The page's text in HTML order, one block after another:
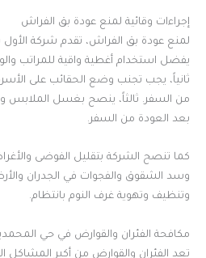
إجراءات وقائية لمنع عودة بق الفراش
لمنع عودة بق الفراش، تقدم شركة
يفضل استخدام أغطية واقية للمراتب
ثانياً، يجب تجنب وضع الحقائب على
من السفر. ثالثاً، ينصح بغسل الملابس
بعد العودة من السفر.
كما تنصح الشركة بتقليل الفوضى
وسد الشقوق والفجوات في الجدران
وتنظيف وتهوية غرف النوم بانتظام.
مكافحة الفئران والقوارض في حي
تعد الفئران والقوارض من أكبر المشاكل